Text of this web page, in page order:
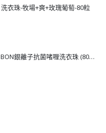
衣珠-牧場+爽+玫瑰葡萄-80粒
[J111043] 日本BON BON銀離子抗菌啫喱洗衣珠 (80粒)